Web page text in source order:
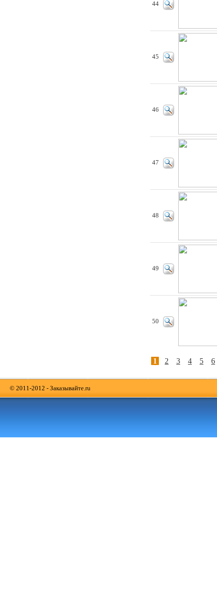
44
45
46
47
48
49
50
1 2 3 4 5 6
© 2011-2012 - Заказывайте.ru